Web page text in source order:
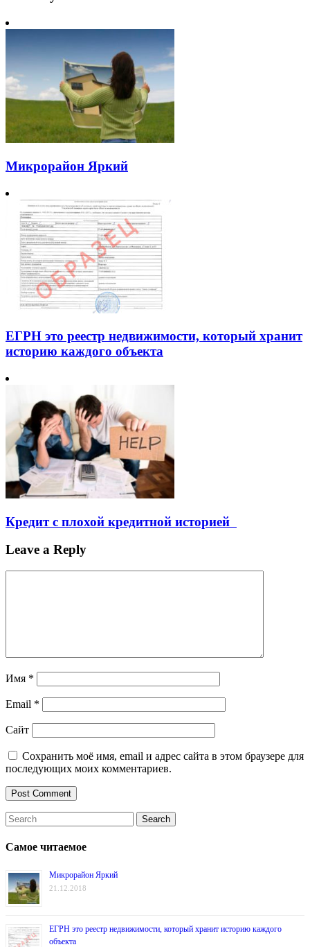
Микрорайон Яркий
ЕГРН это реестр недвижимости, который хранит
историю каждого объекта
Кредит с плохой кредитной историей
Leave a Reply
Имя *
Email *
Сайт
Сохранить моё имя, email и адрес сайта в этом браузере для
последующих моих комментариев.
Самое читаемое
Микрорайон Яркий
21.12.2018
ЕГРН это реестр недвижимости, который хранит историю каждого
объекта